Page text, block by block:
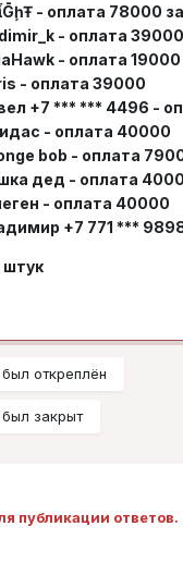
- оплата 78000
- оплата 39000
- оплата
- оплата 39000
+7 *** *** 4496 -
- оплата 40000
bob - оплата
дед - оплата
- оплата 40000
+7 771 ***
штук
откреплён
закрыт
публикации ответов.